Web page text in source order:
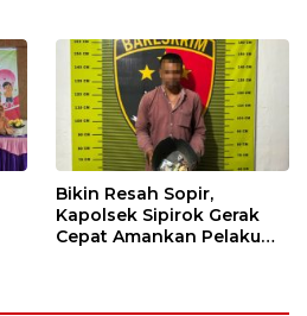
Bikin Resah Sopir,
Kapolsek Sipirok Gerak
Cepat Amankan Pelaku